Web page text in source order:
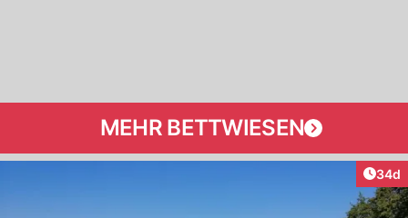
MEHR BETTWIESEN
34d